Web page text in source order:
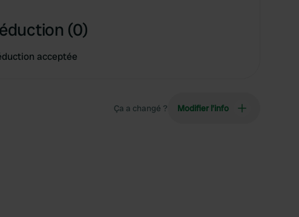
(0)
acceptée
Ça a changé ? Modifier l’info